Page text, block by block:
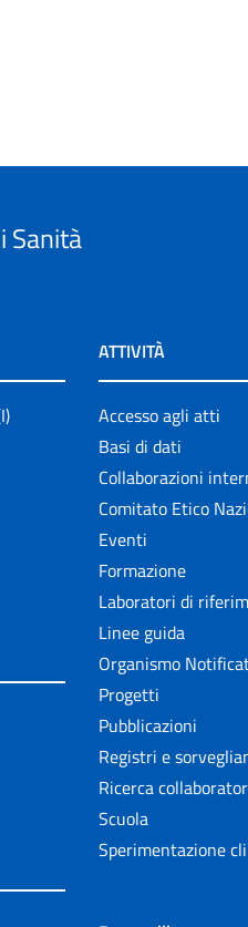
Sanità
ATTIVITÀ
Accesso agli atti
Basi di dati
Collaborazioni
Comitato Etico
Eventi
Formazione
Laboratori di
Linee guida
Organismo
Progetti
Pubblicazioni
Registri e
Ricerca
Scuola
Sperimentazione